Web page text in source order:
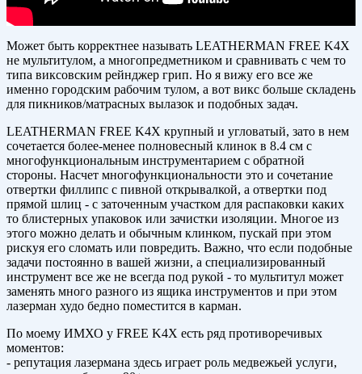
Может быть корректнее называть LEATHERMAN FREE K4X
не мультитулом, а многопредметником и сравнивать с чем то
типа виксовским рейнджер грип. Но я вижу его все же
именно городским рабочим тулом, а вот викс больше складень
для пикников/матрасных вылазок и подобных задач.
LEATHERMAN FREE K4X крупный и угловатый, зато в нем
сочетается более-менее полновесный клинок в 8.4 см с
многофункциональным инструментарием с обратной
стороны. Насчет многофункциональности это и сочетание
отвертки филлипс с пивной открывалкой, а отвертки под
прямой шлиц - с заточенным участком для распаковки каких
то блистерных упаковок или зачистки изоляции. Многое из
этого можно делать и обычным клинком, пускай при этом
рискуя его сломать или повредить. Важно, что если подобные
задачи постоянно в вашей жизни, а специализированный
инструмент все же не всегда под рукой - то мультитул может
заменять много разного из ящика инструментов и при этом
лазерман худо бедно поместится в карман.
По моему ИМХО у FREE K4X есть ряд противоречивых
моментов:
- репутация лазермана здесь играет роль медвежьей услуги,